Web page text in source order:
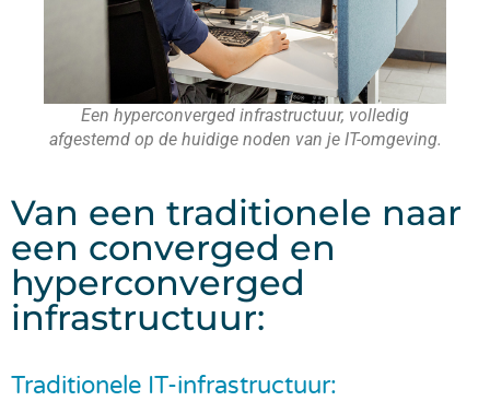
Een hyperconverged infrastructuur, volledig
afgestemd op de huidige noden van je IT-omgeving.
Van een traditionele naar
een converged en
hyperconverged
infrastructuur:
Traditionele IT-infrastructuur: